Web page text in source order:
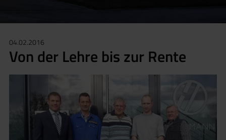
04.02.2016
Von der Lehre bis zur Rente